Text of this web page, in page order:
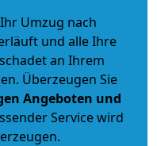
Umzug nach
und alle Ihre
an Ihrem
Überzeugen Sie
Angeboten und
Service wird